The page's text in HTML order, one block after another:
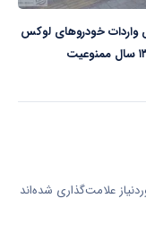
واردات خودروهای لوکس
علامت‌گذاری شده‌اند